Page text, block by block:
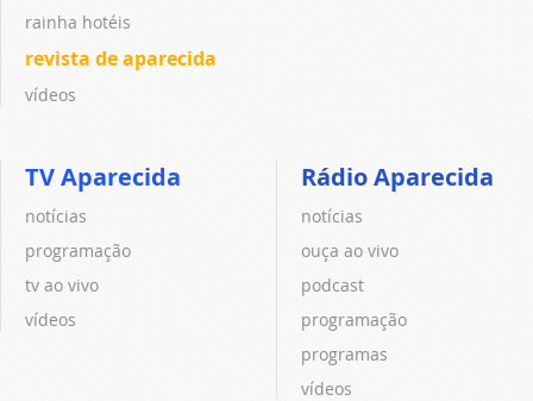
rainha hotéis
revista de aparecida
vídeos
TV Aparecida
notícias
programação
tv ao vivo
vídeos
Rádio Aparecida
notícias
ouça ao vivo
podcast
programação
programas
vídeos